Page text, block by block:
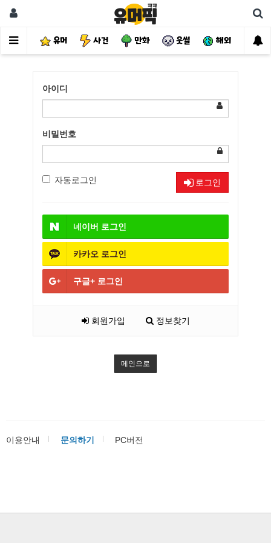
유머 사건 만화 웃썰 해외 핫
아이디
비밀번호
자동로그인 로그인
네이버 로그인
카카오 로그인
구글+ 로그인
회원가입 정보찾기
메인으로
이용안내 문의하기 PC버전